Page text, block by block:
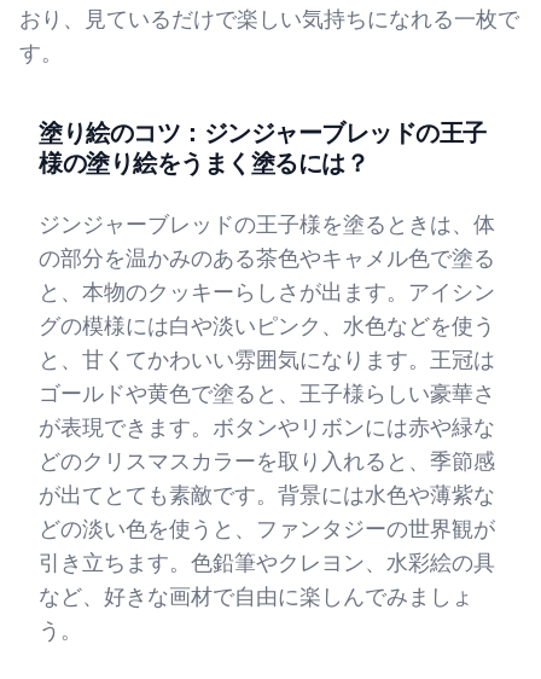
おり、見ているだけで楽しい気持ちになれる一枚で
す。
塗り絵のコツ：ジンジャーブレッドの王子
様の塗り絵をうまく塗るには？
ジンジャーブレッドの王子様を塗るときは、体
の部分を温かみのある茶色やキャメル色で塗る
と、本物のクッキーらしさが出ます。アイシン
グの模様には白や淡いピンク、水色などを使う
と、甘くてかわいい雰囲気になります。王冠は
ゴールドや黄色で塗ると、王子様らしい豪華さ
が表現できます。ボタンやリボンには赤や緑な
どのクリスマスカラーを取り入れると、季節感
が出てとても素敵です。背景には水色や薄紫な
どの淡い色を使うと、ファンタジーの世界観が
引き立ちます。色鉛筆やクレヨン、水彩絵の具
など、好きな画材で自由に楽しんでみましょ
う。